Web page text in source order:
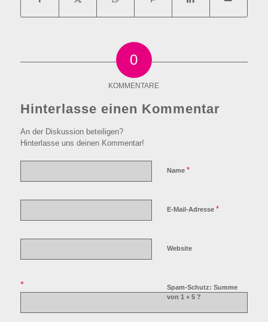
0
KOMMENTARE
Hinterlasse einen Kommentar
An der Diskussion beteiligen?
Hinterlasse uns deinen Kommentar!
Name *
E-Mail-Adresse *
Website
Spam-Schutz: Summe
von 1 + 5 ?
*